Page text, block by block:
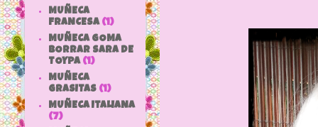
MUÑECA
FRANCESA (1)
MUÑECA GOMA
BORRAR SARA DE
TOYPA (1)
MUÑECA
GRASITAS (1)
MUÑECA ITALIANA
(7)